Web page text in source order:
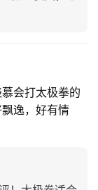
会打太极拳的
逸，好有情